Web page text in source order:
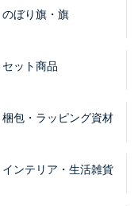
のぼり旗・旗
セット商品
梱包・ラッピング資材
インテリア・生活雑貨